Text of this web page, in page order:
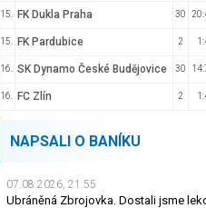
15. FK Dukla Praha 30
15. FK Pardubice 2
16. SK Dynamo České Budějovice 30
16. FC Zlín 2
NAPSALI O BANÍKU
07.08.2026, 21.55